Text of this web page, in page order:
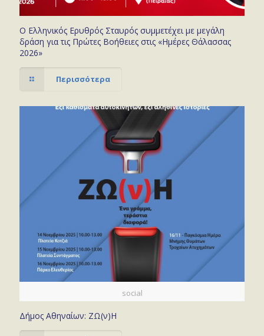
Ο Ελληνικός Ερυθρός Σταυρός συμμετέχει με μεγάλη
δράση για τις Πρώτες Βοήθειες στις «Ημέρες Θάλασσας
2026»
Περισσότερα
social
Δήμος Αθηναίων: ΖΩ(ν)Η